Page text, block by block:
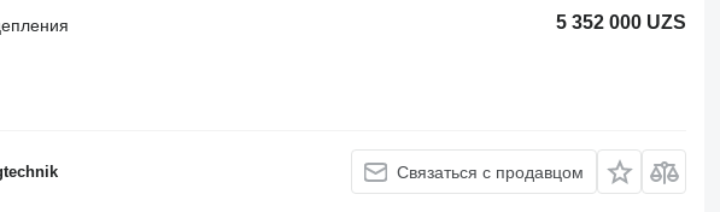
5 352 000 UZS
Связаться с продавцом